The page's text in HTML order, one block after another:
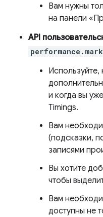
Вам нужны
на панели
API
performance.mark
Используйте,
и когда вы
Timings.
Вам
(подсказки,
записями
Вы хотите
чтобы
Вам
доступны не